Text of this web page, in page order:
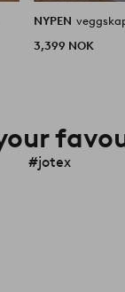
NYPEN
3,399 NOK
#jotex